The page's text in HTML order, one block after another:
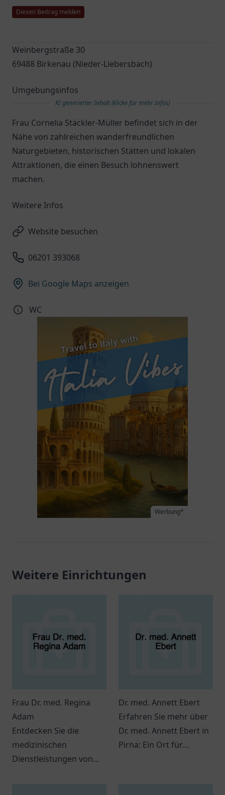
Diesen Beitrag melden
Weinbergstraße 30
69488 Birkenau (Nieder-Liebersbach)
Umgebungsinfos
KI generierter Inhalt (klicke für mehr Infos)
Frau Cornelia Stäckler-Müller befindet sich in der
Nähe von zahlreichen wanderfreundlichen
Naturgebieten, historischen Stätten und lokalen
Attraktionen, die einen Besuch lohnenswert
machen.
Weitere Infos
Website besuchen
06201 393068
Bei Google Maps anzeigen
WC
Werbung*
Weitere Einrichtungen
Frau Dr. med. Regina
Adam
Entdecken Sie die
medizinischen
Dienstleistungen von
Dr. med. Annett Ebert
Erfahren Sie mehr über
Dr. med. Annett Ebert in
Pirna: Ein Ort für